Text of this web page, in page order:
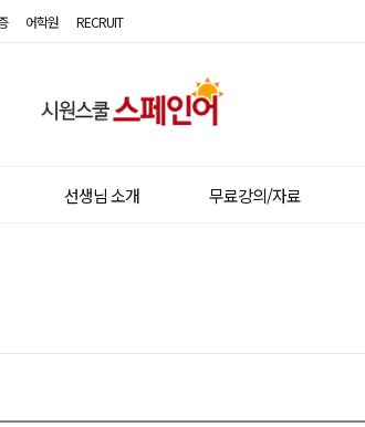
어학원 RECRUIT
선생님 소개 무료강의/자료